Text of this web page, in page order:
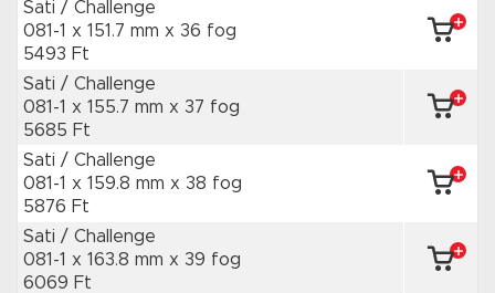
Sati / Challenge
081-1 x 151.7 mm x 36 fog
5493 Ft
Sati / Challenge
081-1 x 155.7 mm x 37 fog
5685 Ft
Sati / Challenge
081-1 x 159.8 mm x 38 fog
5876 Ft
Sati / Challenge
081-1 x 163.8 mm x 39 fog
6069 Ft